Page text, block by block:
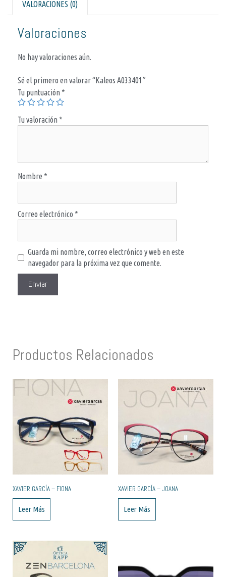
VALORACIONES (0)
Valoraciones
No hay valoraciones aún.
Sé el primero en valorar “Kaleos A033401”
Tu puntuación *
Tu valoración *
Nombre *
Correo electrónico *
Guarda mi nombre, correo electrónico y web en este
navegador para la próxima vez que comente.
Productos Relacionados
XAVIER GARCÍA – FIONA
Leer Más
XAVIER GARCÍA – JOANA
Leer Más